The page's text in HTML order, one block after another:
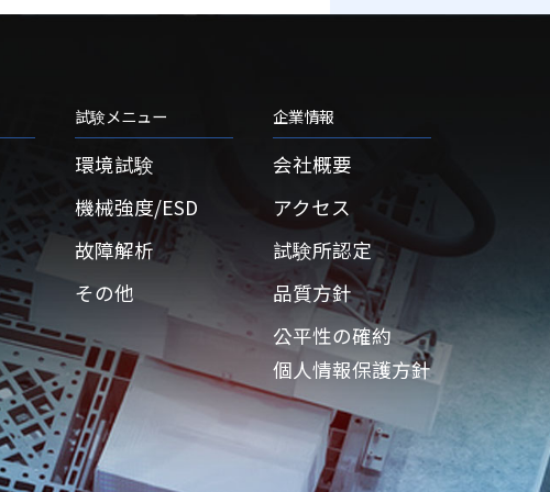
試験メニュー
環境試験
機械強度/ESD
故障解析
その他
企業情報
会社概要
アクセス
試験所認定
品質方針
公平性の確約
個人情報保護方針